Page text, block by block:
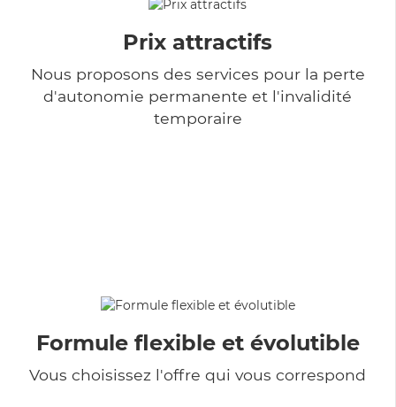
Prix attractifs
Nous proposons des services pour la perte
d'autonomie permanente et l'invalidité
temporaire
Formule flexible et évolutible
Vous choisissez l'offre qui vous correspond